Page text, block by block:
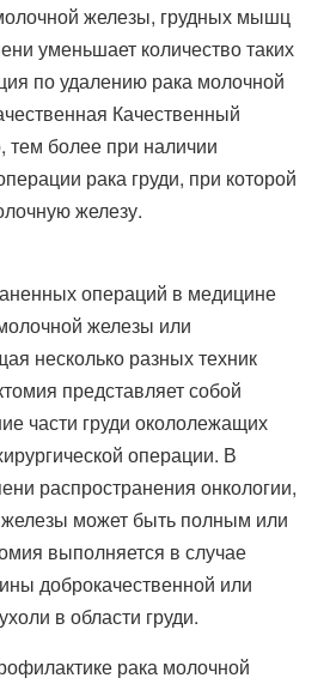
железы, грудных мышц
уменьшает количество таких
по удалению рака молочной
Качественный
тем более при наличии
рака груди, при которой
железу.
операций в медицине
железы или
несколько разных техник
представляет собой
части груди окололежащих
операции. В
распространения онкологии,
может быть полным или
выполняется в случае
доброкачественной или
в области груди.
рака молочной